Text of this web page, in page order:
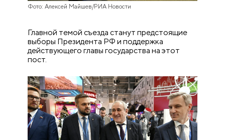
Фото: Алексей Майшев/РИА Новости
Главной темой съезда станут предстоящие
выборы Президента РФ и поддержка
действующего главы государства на этот
пост.